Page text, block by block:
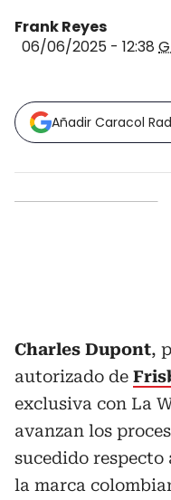
Frank Reyes
06/06/2025 - 12:38
Añadir Caracol
Charles Dupont,
autorizado de
exclusiva con La
avanzan los
sucedido respecto
la marca